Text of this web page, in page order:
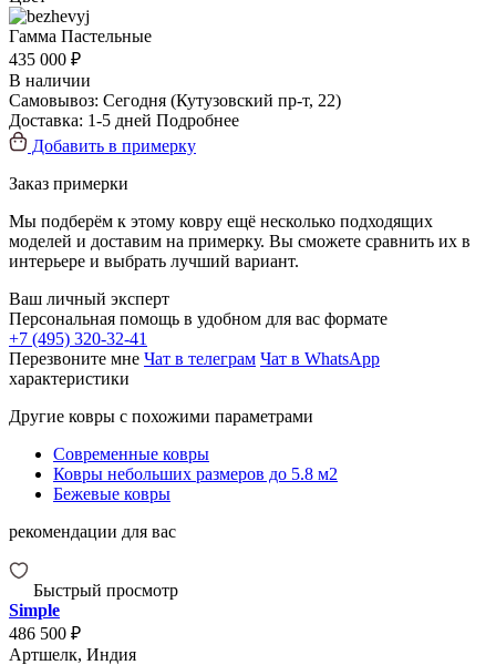
Гамма Пастельные
435 000 ₽
В наличии
Самовывоз: Сегодня (Кутузовский пр-т, 22)
Доставка: 1-5 дней Подробнее
Добавить в примерку
Заказ примерки
Мы подберём к этому ковру ещё несколько подходящих
моделей и доставим на примерку. Вы сможете сравнить их в
интерьере и выбрать лучший вариант.
Ваш личный эксперт
Персональная помощь в удобном для вас формате
+7 (495) 320-32-41
Перезвоните мне Чат в телеграм Чат в WhatsApp
характеристики
Другие ковры с похожими параметрами
Современные ковры
Ковры небольших размеров до 5.8 м2
Бежевые ковры
рекомендации для вас
Быстрый просмотр
Simple
486 500 ₽
Артшелк, Индия